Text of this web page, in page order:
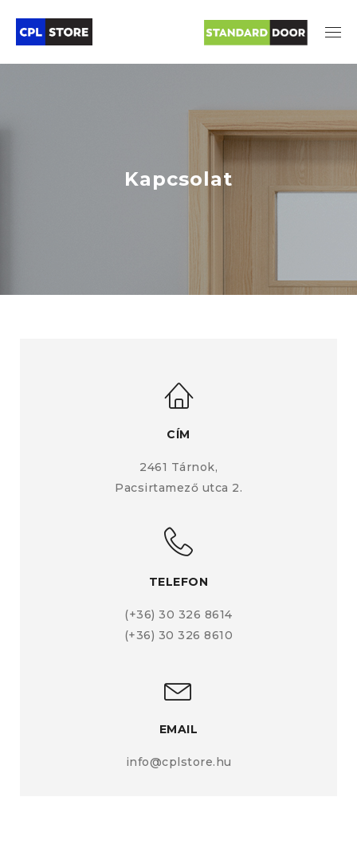
Kapcsolat
CÍM
2461 Tárnok,
Pacsirtamező utca 2.
TELEFON
(+36) 30 326 8614
(+36) 30 326 8610
EMAIL
info@cplstore.hu